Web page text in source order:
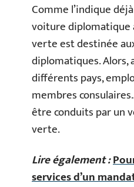
Comme l’indique
voiture diplomatique
verte est destinée
diplomatiques. Alors,
différents pays,
membres
être conduits par un
verte.
Lire également :
services d’un